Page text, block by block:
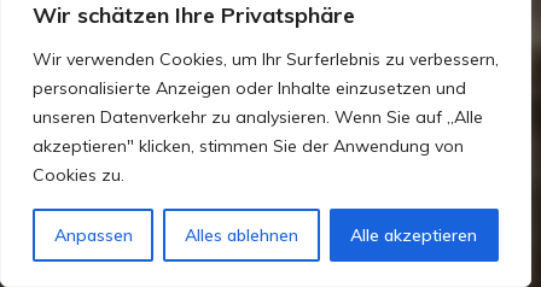
Wir schätzen Ihre Privatsphäre
Wir verwenden Cookies, um Ihr Surferlebnis zu verbessern,
personalisierte Anzeigen oder Inhalte einzusetzen und
unseren Datenverkehr zu analysieren. Wenn Sie auf „Alle
akzeptieren" klicken, stimmen Sie der Anwendung von
Cookies zu.
Anpassen Alles ablehnen Alle akzeptieren